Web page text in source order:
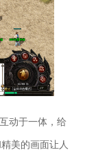
动于一体，给
美的画面让人